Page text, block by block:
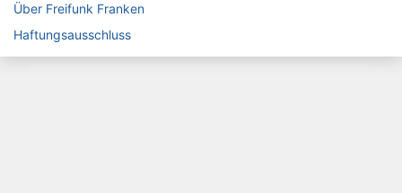
Über Freifunk Franken
Haftungsausschluss